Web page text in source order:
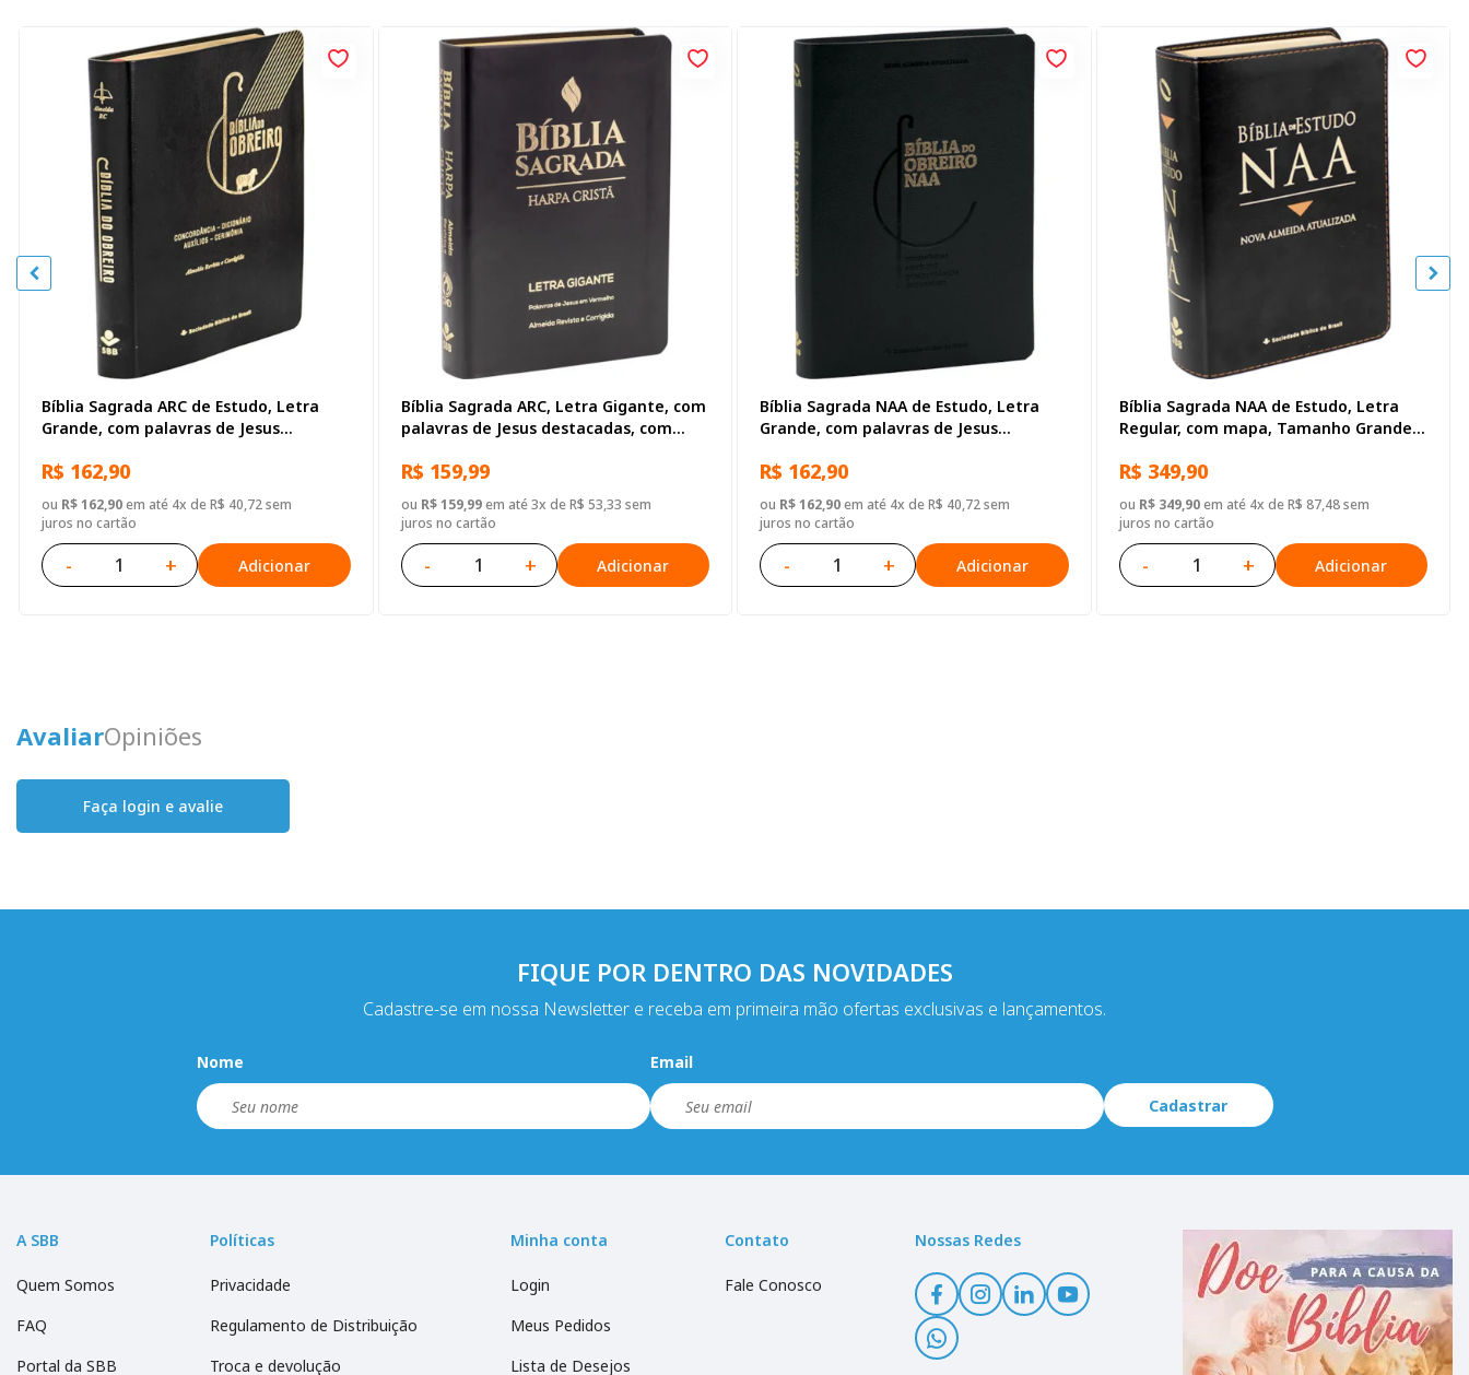
Bíblia Sagrada ARC de Estudo, Letra
Grande, com palavras de Jesus
Sintético Preta
R$ 162,90
ou R$ 162,90em até 4x de R$ 40,72 sem
juros no cartão
- + Adicionar
Bíblia Sagrada ARC, Letra Gigante, com
palavras de Jesus destacadas, com
Grande, Capa Couro Sintético Preta
R$ 159,99
ou R$ 159,99em até 3x de R$ 53,33 sem
juros no cartão
- + Adicionar
Bíblia Sagrada NAA de Estudo, Letra
Grande, com palavras de Jesus
Sintético Preta
R$ 162,90
ou R$ 162,90em até 4x de R$ 40,72 sem
juros no cartão
- + Adicionar
Bíblia Sagrada NAA de Estudo, Letra
Regular, com mapa, Tamanho Grande,
R$ 349,90
ou R$ 349,90em até 4x de R$ 87,48 sem
juros no cartão
- + Adicionar
AvaliarOpiniões
Faça login e avalie
FIQUE POR DENTRO DAS NOVIDADES
Cadastre-se em nossa Newsletter e receba em primeira mão ofertas exclusivas e lançamentos.
Nome Email
Cadastrar
A SBB
Quem Somos
FAQ
Portal da SBB
Políticas
Privacidade
Regulamento de Distribuição
Troca e devolução
Minha conta
Login
Meus Pedidos
Lista de Desejos
Contato
Fale Conosco
Nossas Redes